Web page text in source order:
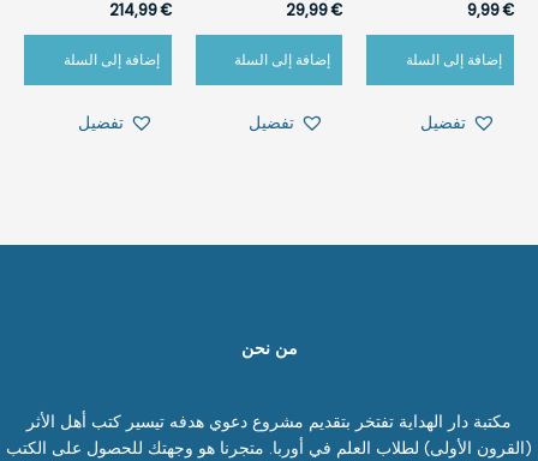
9,99€
إضافة إلى السلة
تفضيل
29,99€
إضافة إلى السلة
تفضيل
214,99€
إضافة إلى السلة
تفضيل
من نحن
مكتبة دار الهداية تفتخر بتقديم مشروع دعوي هدفه تيسير كتب أهل الأثر
(القرون الأولى) لطلاب العلم في أوربا. متجرنا هو وجهتك للحصول على الكتب